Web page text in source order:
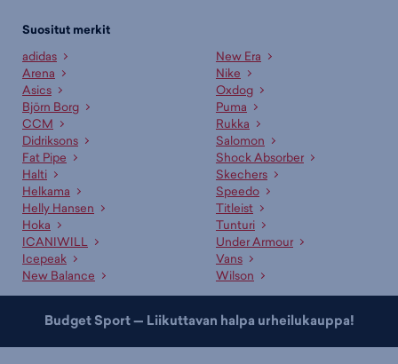
Suositut merkit
adidas
Arena
Asics
Björn Borg
CCM
Didriksons
Fat Pipe
Halti
Helkama
Helly Hansen
Hoka
ICANIWILL
Icepeak
New Balance
New Era
Nike
Oxdog
Puma
Rukka
Salomon
Shock Absorber
Skechers
Speedo
Titleist
Tunturi
Under Armour
Vans
Wilson
Budget Sport — Liikuttavan halpa urheilukauppa!